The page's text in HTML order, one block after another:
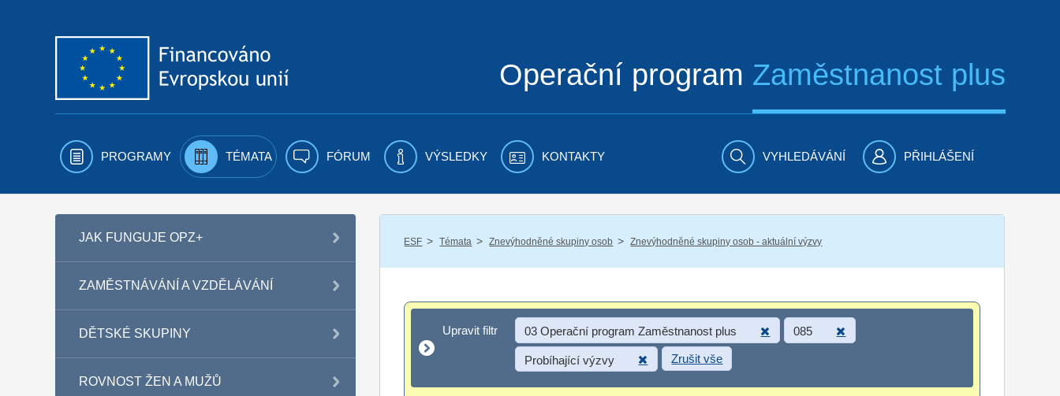
Operační program Zaměstnanost plus
PROGRAMY TÉMATA FÓRUM VÝSLEDKY KONTAKTY VYHLEDÁVÁNÍ PŘIHLÁŠENÍ
JAK FUNGUJE OPZ+
ZAMĚSTNÁVÁNÍ A VZDĚLÁVÁNÍ
DĚTSKÉ SKUPINY
ROVNOST ŽEN A MUŽŮ
ESF / Témata / Znevýhodněné skupiny osob / Znevýhodněné skupiny osob - aktuální výzvy
Upravit filtr
Upravit filtr 03 Operační program Zaměstnanost plus 085
Probíhající výzvy Zrušit vše